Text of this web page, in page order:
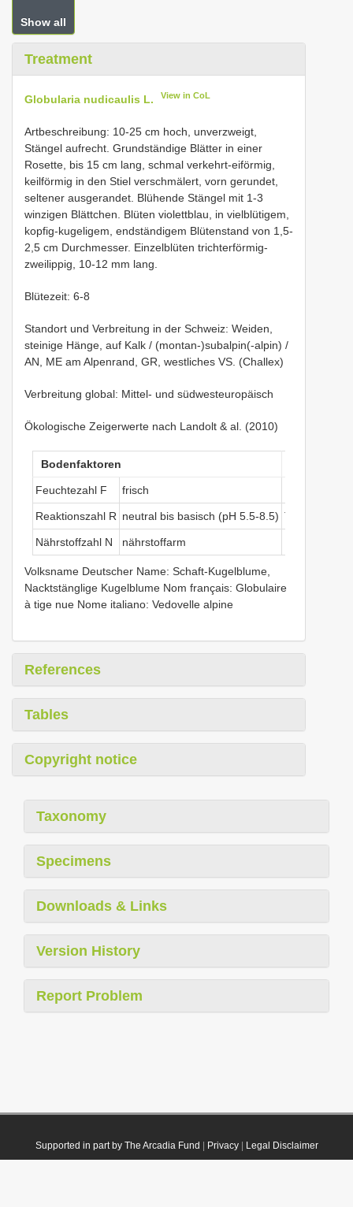
Show all
Treatment
Globularia nudicaulis L. View in CoL
Artbeschreibung: 10-25 cm hoch, unverzweigt,
Stängel aufrecht. Grundständige Blätter in einer
Rosette, bis 15 cm lang, schmal verkehrt-eiförmig,
keilförmig in den Stiel verschmälert, vorn gerundet,
seltener ausgerandet. Blühende Stängel mit 1-3
winzigen Blättchen. Blüten violettblau, in vielblütigem,
kopfig-kugeligem, endständigem Blütenstand von 1,5-
2,5 cm Durchmesser. Einzelblüten trichterförmig-
zweilippig, 10-12 mm lang.
Blütezeit: 6-8
Standort und Verbreitung in der Schweiz: Weiden,
steinige Hänge, auf Kalk / (montan-)subalpin(-alpin) /
AN, ME am Alpenrand, GR, westliches VS. (Challex)
Verbreitung global: Mittel- und südwesteuropäisch
Ökologische Zeigerwerte nach Landolt & al. (2010)
Bodenfaktoren
Feuchtezahl F frisch
Reaktionszahl R neutral bis basisch (pH 5.5-8.5)
Nährstoffzahl N nährstoffarm
Volksname Deutscher Name: Schaft-Kugelblume,
Nacktstänglige Kugelblume Nom français: Globulaire
à tige nue Nome italiano: Vedovelle alpine
References
Tables
Copyright notice
Taxonomy
Specimens
Downloads & Links
Version History
Report Problem
Supported in part by The Arcadia Fund Privacy| Legal Disclaimer